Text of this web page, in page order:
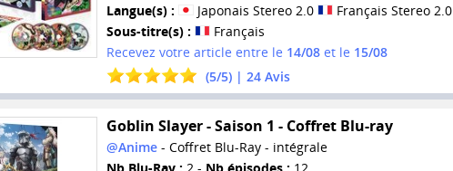
Langue(s) :
Japonais Stereo 2.0
Français Stereo 2.0
Sous-titre(s) :
Français
Recevez votre article entre le 14/08et le 15/08
(5/5) | 24Avis
Goblin Slayer - Saison 1 - Coffret Blu-ray
@Anime- Coffret Blu-Ray - intégrale